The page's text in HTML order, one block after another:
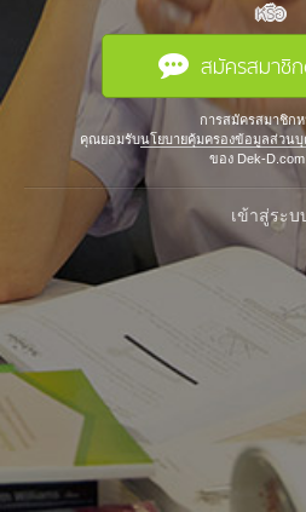
หรือ
สมัครสมาชิ
การสมัครสมาชิกห
คุณยอมรับนโยบายคุ้มครองข้อมูลส่วน
ของ Dek-
เข้าสู่ระบ